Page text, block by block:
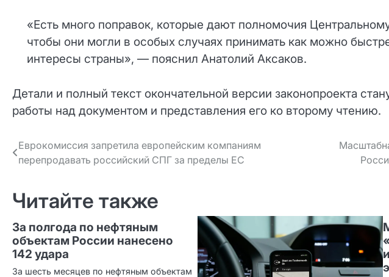
«Есть много поправок, которые дают полномочия
чтобы они могли в особых случаях принимать как можно
интересы страны», — пояснил Анатолий Аксаков.
Детали и полный текст окончательной версии законопроекта
работы над документом и представления его ко второму чтению.
Навигация
по записям
Еврокомиссия запретила европейским компаниям
перепродавать российский СПГ за пределы ЕС
Читайте также
За полгода по нефтяным
объектам России нанесено
142 удара
За шесть месяцев по нефтяным объектам